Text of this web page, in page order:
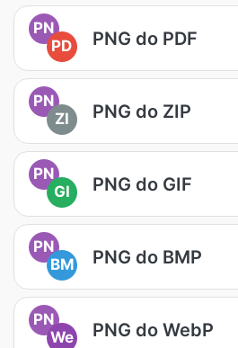
PN
PD
PNG do PDF
PN
ZI
PNG do ZIP
PN
GI
PNG do GIF
PN
BM
PNG do BMP
PN
We
PNG do WebP